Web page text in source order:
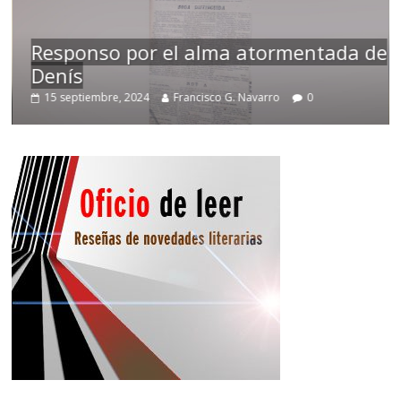
Responso por el alma atormentada de
Denís
15 septiembre, 2024 Francisco G. Navarro 0